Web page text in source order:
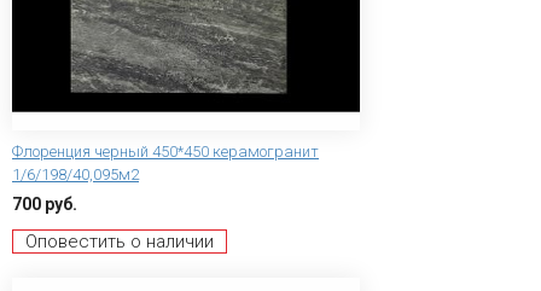
Флоренция черный 450*450 керамогранит
1/6/198/40,095м2
700 руб.
Оповестить о наличии